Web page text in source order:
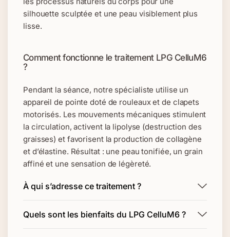
silhouette sculptée et une peau visiblement plus
lisse.
Comment fonctionne le traitement LPG CelluM6
?
Pendant la séance, notre spécialiste utilise un
appareil de pointe doté de rouleaux et de clapets
motorisés. Les mouvements mécaniques stimulent
la circulation, activent la lipolyse (destruction des
graisses) et favorisent la production de collagène
et d’élastine. Résultat : une peau tonifiée, un grain
affiné et une sensation de légèreté.
À qui s’adresse ce traitement ?
Quels sont les bienfaits du LPG CelluM6 ?